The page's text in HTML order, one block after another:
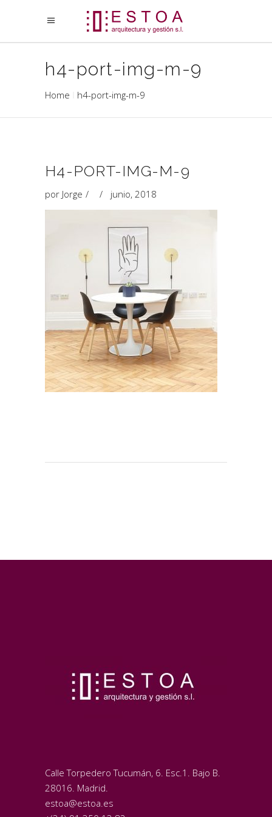
h4-port-img-m-9
Home h4-port-img-m-9
H4-PORT-IMG-M-9
por Jorge junio, 2018
Calle Torpedero Tucumán, 6. Esc.1. Bajo B.
28016. Madrid.
estoa@estoa.es